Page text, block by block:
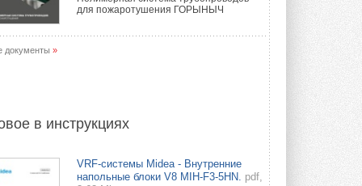
для пожаротушения ГОРЫНЫЧ
документы »
в инструкциях
VRF-системы Midea - Внутренние
напольные блоки V8 MIH-F3-5HN. pdf,